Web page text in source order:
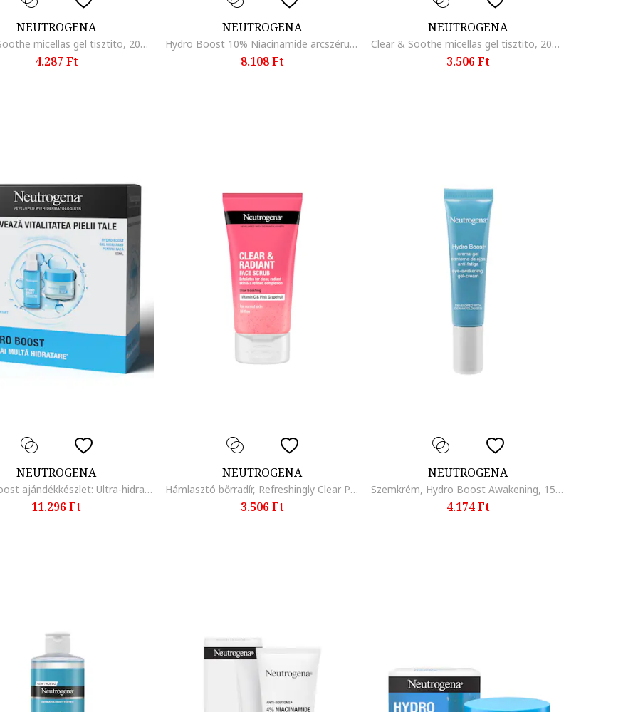
NEUTROGENA
Clear & Soothe micellas gel tisztito, 200 ml, Érzékeny
4.287 Ft
NEUTROGENA
Hydro Boost 10% Niacinamide arcszérum, 30ml
8.108 Ft
NEUTROGENA
Clear & Soothe micellas gel tisztito, 200 ml, Tökéletlenségekkel
3.506 Ft
NEUTROGENA
Hydro Boost ajándékkészlet: Ultra-hidratáló szérum, 30 ml + Hidratáló gél normál és vegyes bőrre, 50 ml
11.296 Ft
NEUTROGENA
Hámlasztó bőrradír, Refreshingly Clear Pink Grapefruit, 150 ml
3.506 Ft
NEUTROGENA
Szemkrém, Hydro Boost Awakening, 15 ml
4.174 Ft